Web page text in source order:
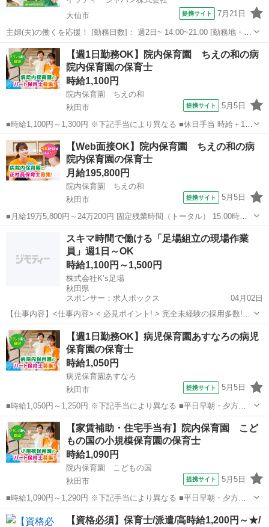
大仙市
提携サイト 7月21日
主婦(夫)の働くを応援！ [勤務日数]： 週2日~ 14:00~21:00 [勤務地・最
寄駅]： 秋田県大仙市北長野字袴田188 1階 ペッピーキッズクラブ
イオン中仙教室 [職種名]：子ども英会話講師 [求人概...
秋田 大仙市 その他
【週1日勤務OK】院内保育園 ちえの和の病
院内保育園の保育士
時給1,100円
院内保育園 ちえの和
秋田市
提携サイト 5月5日
■時給1,100円～1,300円 ※下記手当により異なる ■休日手当 時給＋100
円 ■特別期間手当（GW、お盆、年末年始※会社カレンダーによる）
時給＋200円 ■処遇改善手当（社保加入なし：2,600円/月） ■...
秋田 秋田市 保育士
【Web面接OK】院内保育園 ちえの和の病
院内保育園の保育士
月給195,800円
院内保育園 ちえの和
秋田市
提携サイト 5月5日
■月給19万5,800円～24万200円 固定残業時間（トータル） 15.00時間/
月 残業代 1万9,700円～2万4,100円 基本給 161900円～201900円 処遇
改善手当 14200円含む 固定残業代 15時...
保育士
スキマ時間で働ける「足場組立の現場作業
員」週1日～OK
時給1,100円～1,500円
株式会社K’s足場
秋田県
スポンサー：求人ボックス
04月02日
【仕事内容】<仕事内容> < 必見ポイント! > 完全未経験の採用多数!教
育に自信アリ! 週1日、1日4時間～勤務OK! 資格取得費用は会社が全額
負担! アルバイトも社員旅行に参加OK 優良施工企業認定会社を受賞!
┗「働きやすい...
アルバイト・パート
【週1日勤務OK】病児保育園あすなろの病児
保育園の保育士
時給1,050円
病児保育園あすなろ
秋田市
提携サイト 5月5日
■時給1,050円～1,250円 ※下記手当により異なる ■平日早朝・夕方手
当 時給＋100円 ■秋田県秋田市川元山下町7番10号 ■アルバイト、パー
ト ■Web面接OK、経験者・有資格者歓迎、女性活躍中、主婦・主夫歓
迎...
秋田 秋田市 保育士
【家賃補助・住宅手当有】院内保育園 こど
もの国の小規模保育園の保育士
時給1,090円
院内保育園 こどもの国
秋田市
提携サイト 5月5日
■時給1,090円～1,290円 ※下記手当により異なる ■平日早朝・夕方手
当 時給＋100円 ■休日手当 時給＋100円 ■特別期間手当（GW、お盆、
年末年始※会社カレンダーによる） 時給＋200円 ■秋田県秋田市...
秋田 保育士
【資格必須】保育士/派遣/高時給1,200円～★/